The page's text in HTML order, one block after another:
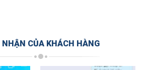
NHẬN CỦA KHÁCH HÀNG